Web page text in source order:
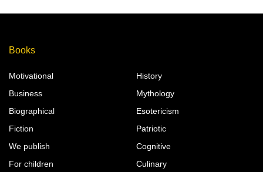
Books
Motivational
Business
Biographical
Fiction
We publish
For children
History
Mythology
Esotericism
Patriotic
Cognitive
Culinary